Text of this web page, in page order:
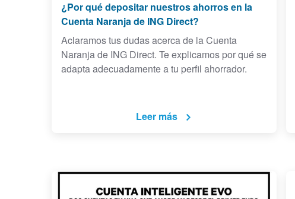
¿Por qué depositar nuestros ahorros en la
Cuenta Naranja de ING Direct?
Aclaramos tus dudas acerca de la Cuenta
Naranja de ING Direct. Te explicamos por qué se
adapta adecuadamente a tu perfil ahorrador.
Leer más